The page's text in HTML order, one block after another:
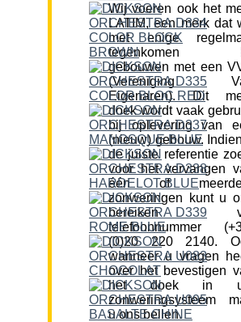
Wij voeren ook het
LATIM, een merk dat
met enige
tegenkomen
gebouwen met een
(Vereniging
Eigenaren). Dit
doek wordt vaak
bij oplevering van
(nieuw) gebouw.
de juiste referentie
voor het vervangen
één of
zonweringen kunt u
bereiken
telefoonnummer
(0)20 220 2140.
wanneer u vragen
over het bevestigen
het doek in
zonweringsysteem
u ons bellen.